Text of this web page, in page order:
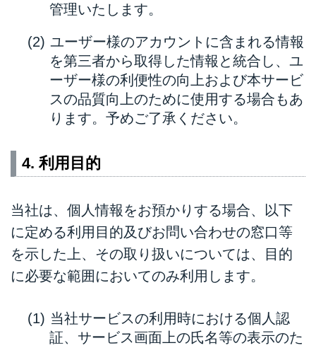
管理いたします。
ユーザー様のアカウントに含まれる情報
を第三者から取得した情報と統合し、ユ
ーザー様の利便性の向上および本サービ
スの品質向上のために使用する場合もあ
ります。予めご了承ください。
4. 利用目的
当社は、個人情報をお預かりする場合、以下
に定める利用目的及びお問い合わせの窓口等
を示した上、その取り扱いについては、目的
に必要な範囲においてのみ利用します。
当社サービスの利用時における個人認
証、サービス画面上の氏名等の表示のた